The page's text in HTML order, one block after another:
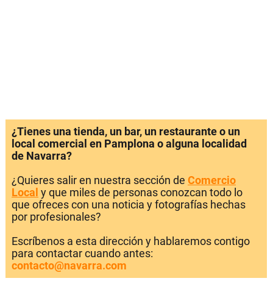
¿Tienes una tienda, un bar, un restaurante o un
local comercial en Pamplona o alguna localidad
de Navarra?
¿Quieres salir en nuestra sección de Comercio
Local y que miles de personas conozcan todo lo
que ofreces con una noticia y fotografías hechas
por profesionales?
Escríbenos a esta dirección y hablaremos contigo
para contactar cuando antes:
contacto@navarra.com